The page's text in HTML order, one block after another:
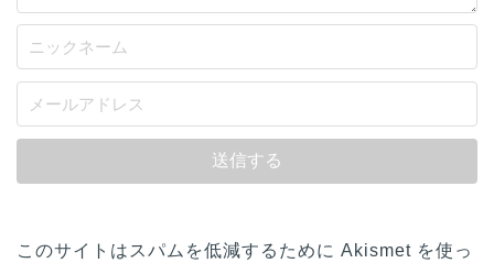
このサイトはスパムを低減するために Akismet を使っ